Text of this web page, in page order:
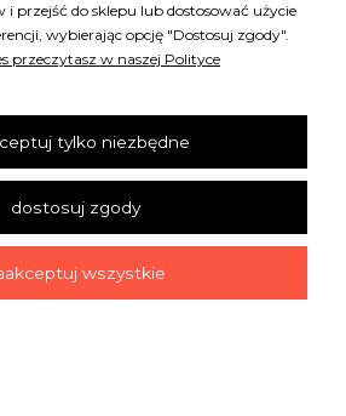
do koszyka
Jones
przejść do sklepu lub dostosować użycie
wybierając opcję "Dostosuj zgody".
przeczytasz w naszej Polityce
tylko niezbędne
dostosuj zgody
wszystkie